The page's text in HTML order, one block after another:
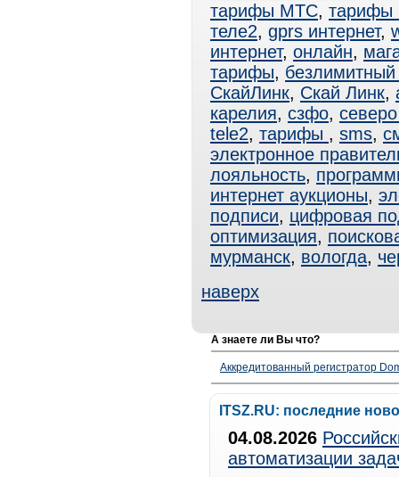
тарифы МТС, тарифы
теле2, gprs интернет,
интернет, онлайн,
тарифы,
СкайЛинк, Скай Линк,
карелия, сзфо,
tele2, тарифы , sms,
электронное
лояльность,
интернет аукционы,
подписи, цифровая
оптимизация,
мурманск, вологда,
наверх
А знаете ли Вы что?
Аккредитованный регистратор
ITSZ.RU: последние
04.08.2026
автоматизации